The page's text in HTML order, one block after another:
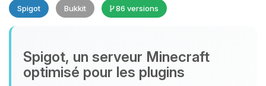
Spigot Bukkit 86 versions
Spigot, un serveur Minecraft
optimisé pour les plugins